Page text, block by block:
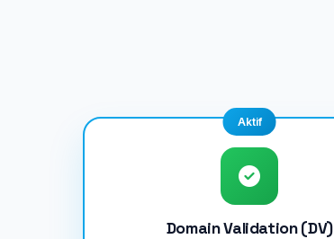
Aktif
Domain Validation (DV)